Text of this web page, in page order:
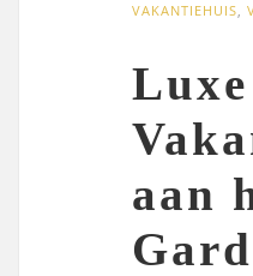
VAKANTIEHUIS,
Luxe
aan